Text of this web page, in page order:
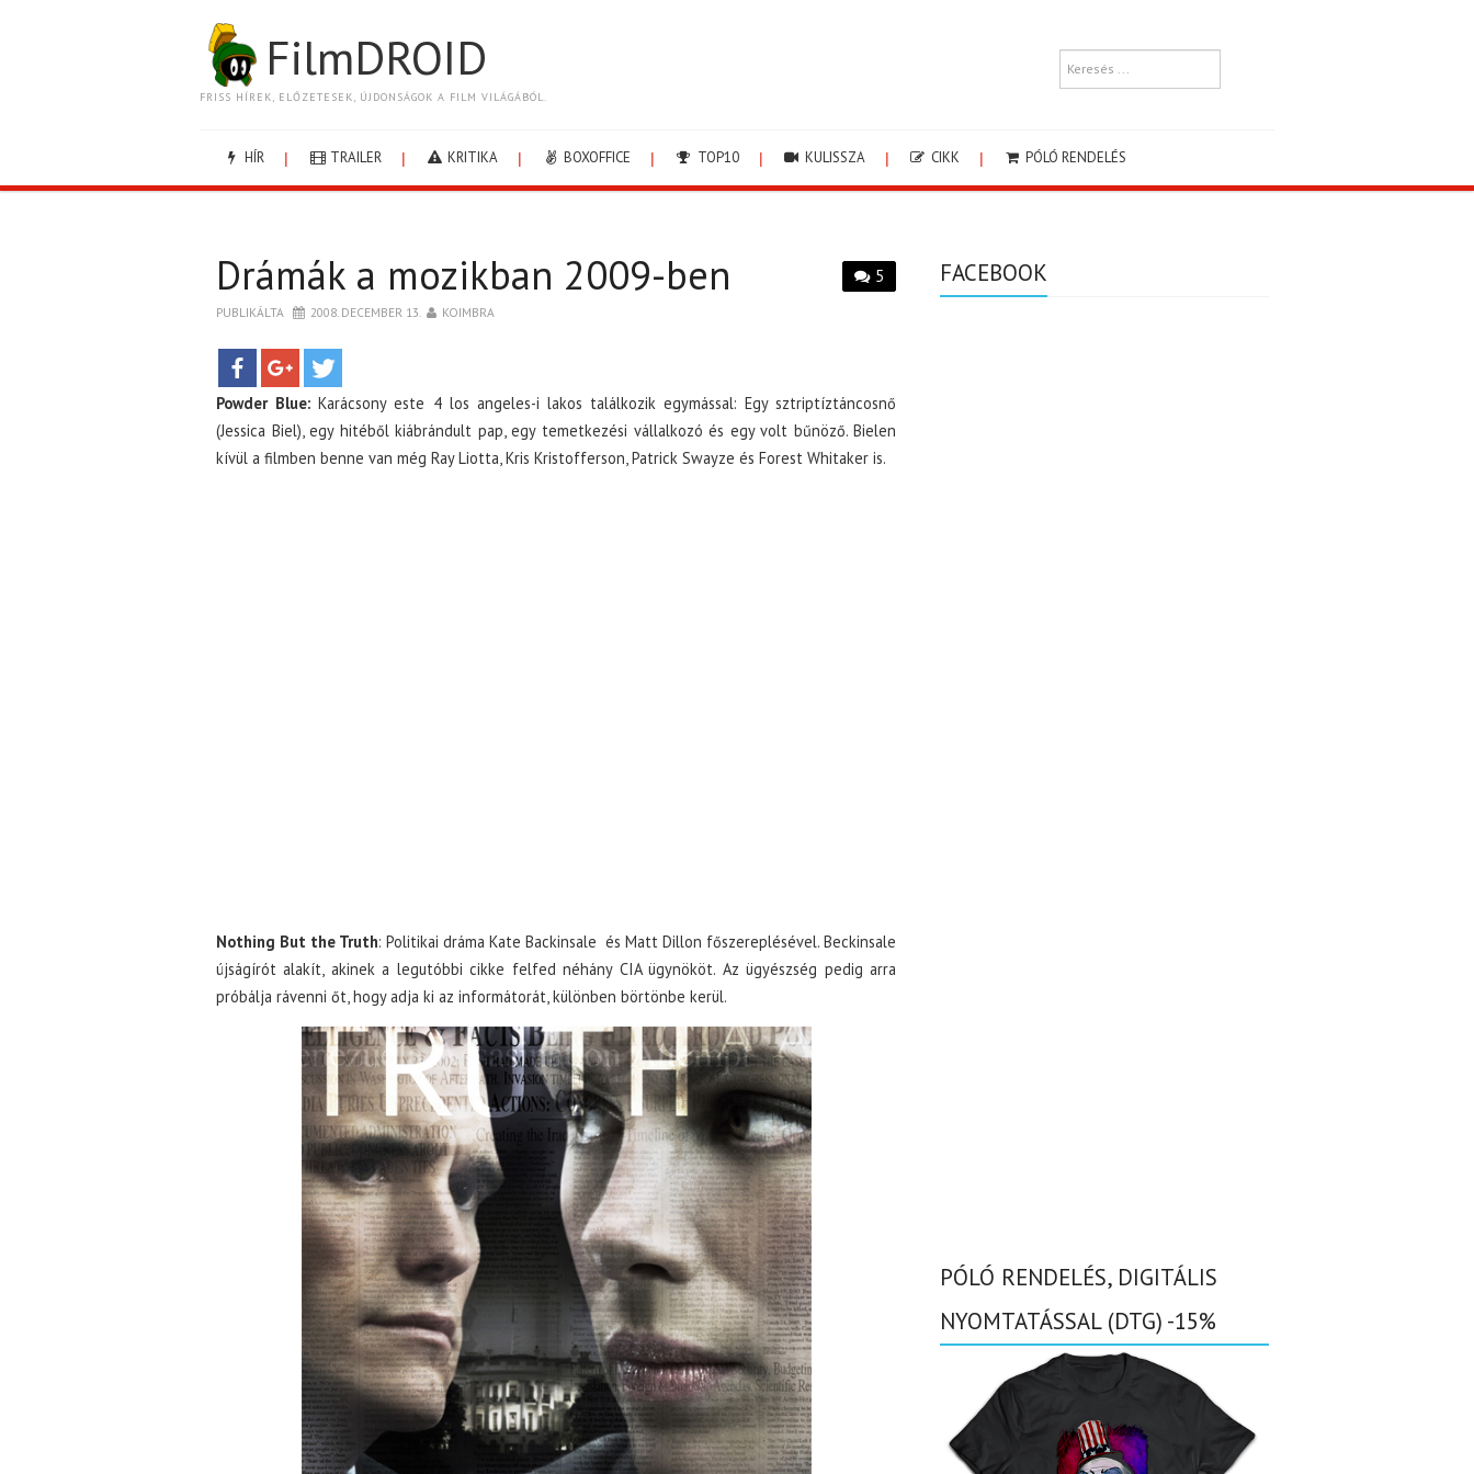
FilmDROID
FRISS HÍREK, ELŐZETESEK, ÚJDONSÁGOK A FILM VILÁGÁBÓL.
HÍR TRAILER KRITIKA BOXOFFICE TOP10 KULISSZA CIKK PÓLÓ RENDELÉS
5
Drámák a mozikban 2009-ben
PUBLIKÁLTA 2008. DECEMBER 13. KOIMBRA
Powder Blue: Karácsony este 4 los angeles-i lakos találkozik egymással: Egy sztriptíztáncosnő
(Jessica Biel), egy hitéből kiábrándult pap, egy temetkezési vállalkozó és egy volt bűnöző. Bielen
kívül a filmben benne van még Ray Liotta, Kris Kristofferson, Patrick Swayze és Forest Whitaker is.
Nothing But the Truth: Politikai dráma Kate Backinsale és Matt Dillon főszereplésével. Beckinsale
újságírót alakít, akinek a legutóbbi cikke felfed néhány CIA ügynököt. Az ügyészség pedig arra
próbálja rávenni őt, hogy adja ki az informátorát, különben börtönbe kerül.
FACEBOOK
PÓLÓ RENDELÉS, DIGITÁLIS
NYOMTATÁSSAL (DTG) -15%